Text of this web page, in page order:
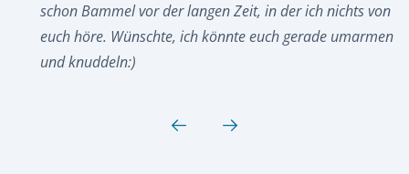
schon Bammel vor der langen Zeit, in der ich nichts von
euch höre. Wünschte, ich könnte euch gerade umarmen
und knuddeln:)